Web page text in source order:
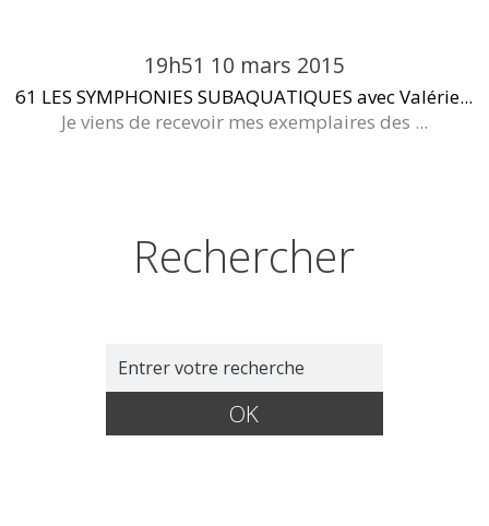
19h51 10 mars 2015
61 LES SYMPHONIES SUBAQUATIQUES avec Valérie...
Je viens de recevoir mes exemplaires des ...
Rechercher